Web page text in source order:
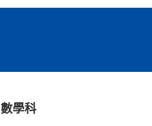
數學科